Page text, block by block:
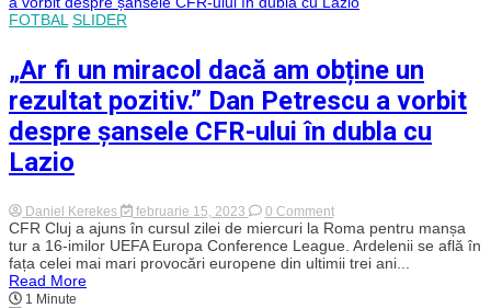
lui
pregătiți
să
surpriza
cu
Lazio!
FOTBAL SLIDER
„Ar fi un miracol dacă am obține un
rezultat pozitiv.” Dan Petrescu a vorbit
despre șansele CFR-ului în dubla cu
Lazio
Daniel Kerekes februarie 15, 2023 0 Commenton
„Ar
fi
un
miracol
CFR Cluj a ajuns în cursul zilei de miercuri la Roma pentru manșa
tur a 16-imilor UEFA Europa Conference League. Ardelenii se află în
fața celei mai mari provocări europene din ultimii trei ani...
Read More
1 Minute